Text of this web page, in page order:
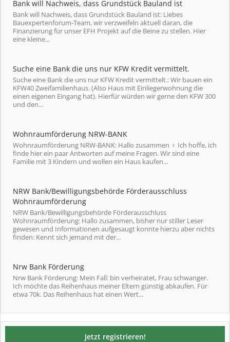
Bank will Nachweis, dass Grundstück Bauland ist
Bank will Nachweis, dass Grundstück Bauland ist: Liebes
Bauexpertenforum-Team, wir verzweifeln aktuell daran, die
Finanzierung für unser EFH Projekt auf die Beine zu stellen. Hier
eine kleine...
Suche eine Bank die uns nur KFW Kredit vermittelt.
Suche eine Bank die uns nur KFW Kredit vermittelt.: Wir bauen ein
KFW40 Zweifamilienhaus. (Also Haus mit Einliegerwohnung die
einen eigenen Eingang hat). Hierfür würden wir gerne den KFW 300
und den...
Wohnraumförderung NRW-BANK
Wohnraumförderung NRW-BANK: Hallo zusammen ‍♀️ Ich hoffe, ich
finde hier ein paar Antworten auf meine Fragen. Wir sind eine
Familie mit 3 Kindern und wollen ein Haus kaufen...
NRW Bank/Bewilligungsbehörde Förderausschluss
Wohnraumförderung
NRW Bank/Bewilligungsbehörde Förderausschluss
Wohnraumförderung: Hallo zusammen, bisher nur stiller Leser
gewesen und Informationen aufgesaugt konnte hierzu aber nichts
finden: Kennt sich jemand mit der...
Nrw Bank Förderung
Nrw Bank Förderung: Mein Fall: bin verheiratet, Frau schwanger.
Ich möchte das Reihenhaus meiner Eltern günstig abkaufen. Für
etwa 70k. Das Reihenhaus hat einen Wert...
Jetzt registrieren!